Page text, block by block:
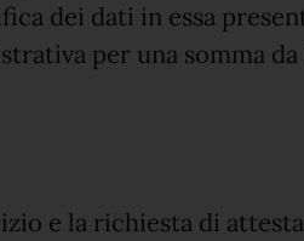
dei dati in essa
per una somma da
e la richiesta di